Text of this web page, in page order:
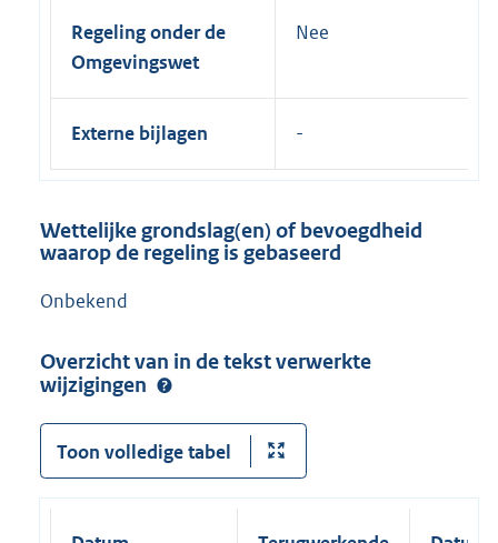
Regeling onder de
Omgevingswet
Nee
Externe bijlagen
Wettelijke grondslag(en) of bevoegdheid
waarop de regeling is gebaseerd
Onbekend
Overzicht van in de tekst verwerkte
wijzigingen
Toon volledige tabel